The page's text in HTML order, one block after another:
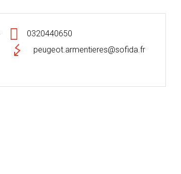
0320440650
peugeot.armentieres@sofida.fr